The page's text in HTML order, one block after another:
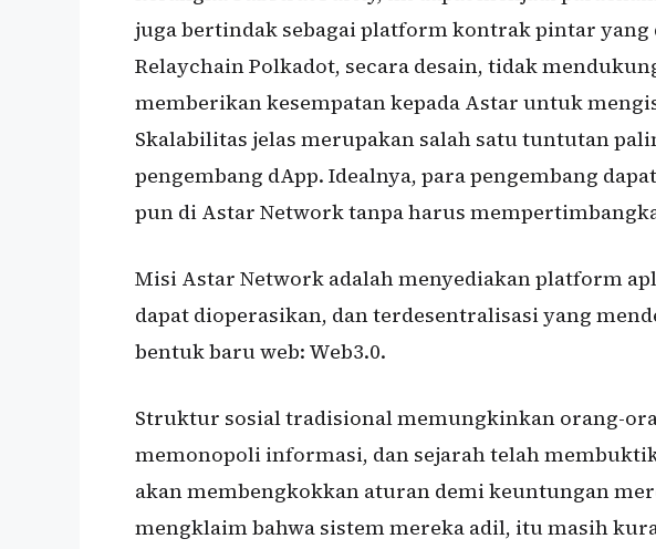
juga bertindak sebagai platform kontrak pintar yang
Relaychain Polkadot, secara desain, tidak
memberikan kesempatan kepada Astar untuk
Skalabilitas jelas merupakan salah satu tuntutan
pengembang dApp. Idealnya, para pengembang
pun di Astar Network tanpa harus
Misi Astar Network adalah menyediakan platform
dapat dioperasikan, dan terdesentralisasi yang
bentuk baru web: Web3.0.
Struktur sosial tradisional memungkinkan orang-
memonopoli informasi, dan sejarah telah
akan membengkokkan aturan demi keuntungan
mengklaim bahwa sistem mereka adil, itu masih